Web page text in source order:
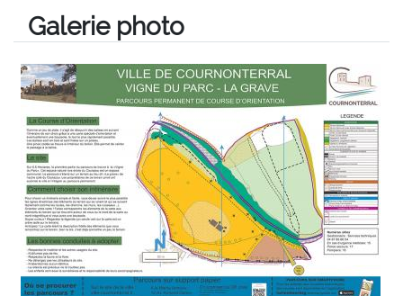
Galerie photo